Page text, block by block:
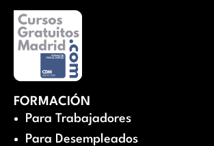
FORMACIÓN
Para Trabajadores
Para Desempleados